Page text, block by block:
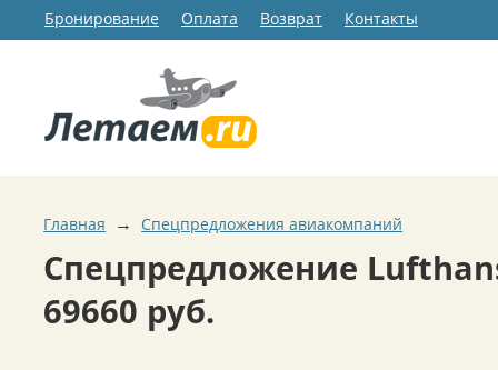
Бронирование Оплата Возврат Контакты
Главная → Спецпредложения авиакомпаний
Спецпредложение
69660 руб.